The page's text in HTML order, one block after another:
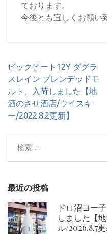
ております。
今後とも宜しくお願い
投
稿
ナ
ビ
ゲ
ョ
ン
ビックピート12Y ダグラ
スレイン ブレンデッドモ
ルト、入荷しました【地
酒のさせ酒店/ウイスキ
ー/2022.8.2更新】
検
索:
最近の投稿
ドロ沼ヨー
しました【
ル/2026.8.7更